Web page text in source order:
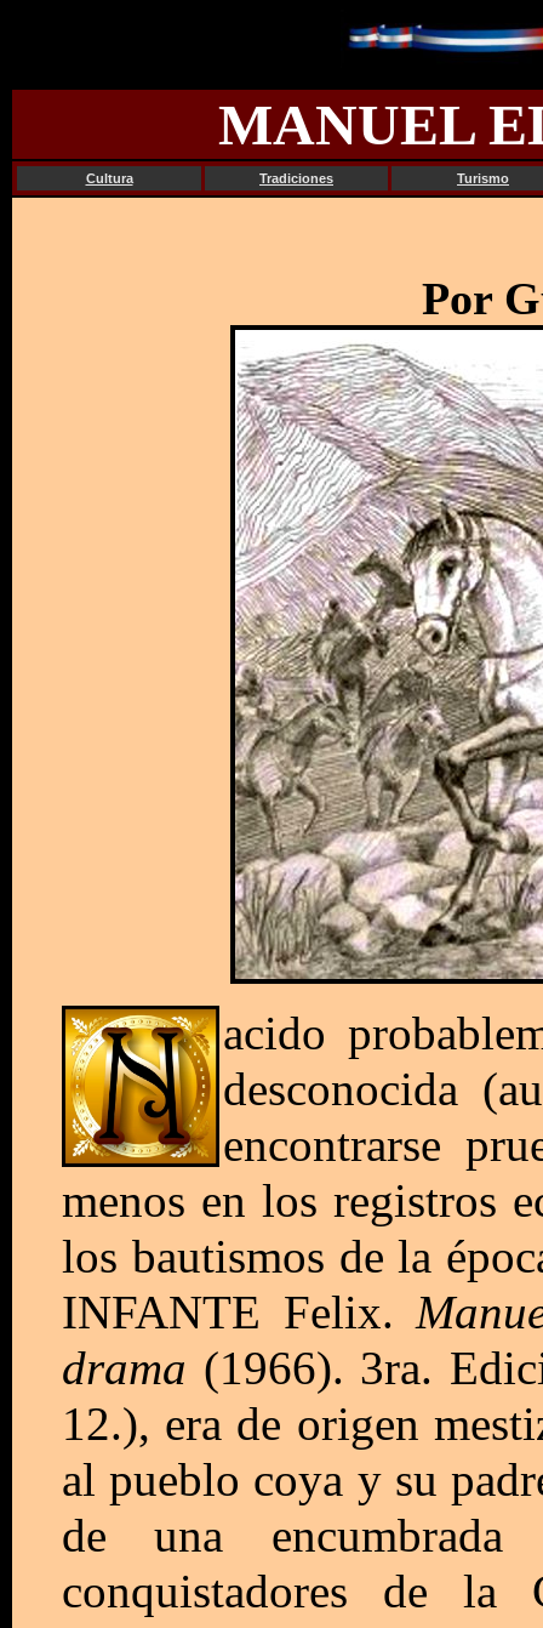
MANUEL
Cultura Tradiciones Turismo
Por
acido
desconocida
encontrarse
menos en los registros
los bautismos de la
INFANTE Felix.
drama (1966). 3ra.
12.), era de origen
al pueblo coya y su
de una
conquistadores de la